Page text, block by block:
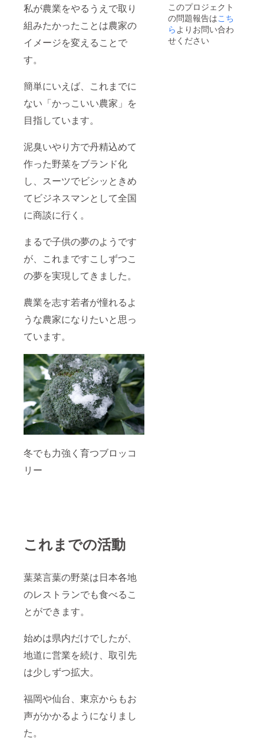
私が農業をやるうえで取り
組みたかったことは農家の
イメージを変えることで
す。
簡単にいえば、これまでに
ない「かっこいい農家」を
目指しています。
泥臭いやり方で丹精込めて
作った野菜をブランド化
し、スーツでビシッときめ
てビジネスマンとして全国
に商談に行く。
まるで子供の夢のようです
が、これまですこしずつこ
の夢を実現してきました。
農業を志す若者が憧れるよ
うな農家になりたいと思っ
ています。
冬でも力強く育つブロッコ
リー
これまでの活動
葉菜言葉の野菜は日本各地
のレストランでも食べるこ
とができます。
始めは県内だけでしたが、
地道に営業を続け、取引先
は少しずつ拡大。
福岡や仙台、東京からもお
声がかかるようになりまし
た。
このプロジェクト
の問題報告はこち
らよりお問い合わ
せください